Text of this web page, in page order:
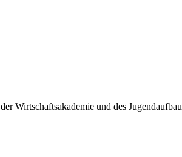
Wirtschaftsakademie und des